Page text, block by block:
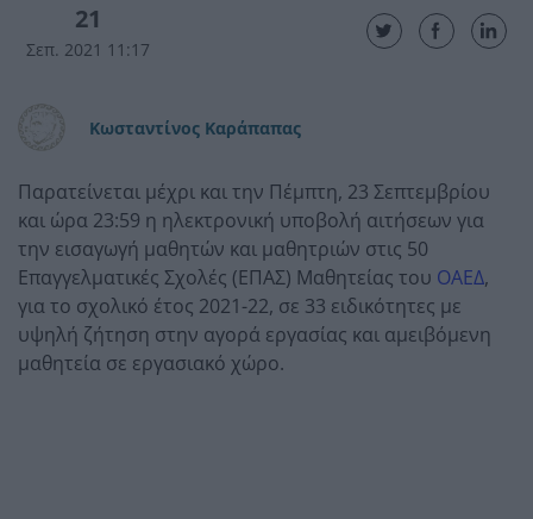
21
Σεπ. 2021 11:17
Κωσταντίνος Καράπαπας
Παρατείνεται μέχρι και την Πέμπτη, 23 Σεπτεμβρίου
και ώρα 23:59 η ηλεκτρονική υποβολή αιτήσεων για
την εισαγωγή μαθητών και μαθητριών στις 50
Επαγγελματικές Σχολές (ΕΠΑΣ) Μαθητείας του ΟΑΕΔ,
για το σχολικό έτος 2021-22, σε 33 ειδικότητες με
υψηλή ζήτηση στην αγορά εργασίας και αμειβόμενη
μαθητεία σε εργασιακό χώρο.